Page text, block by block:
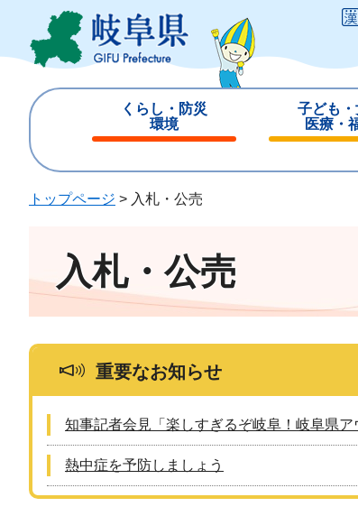
ジ
ュ
くらし・防災
環境
じ
子ども
医療・
じ
トップページ > 入札・公売
入札・公売
重要なお知らせ
知事記者会見「楽しすぎるぞ岐阜！岐阜県
熱中症を予防しましょう